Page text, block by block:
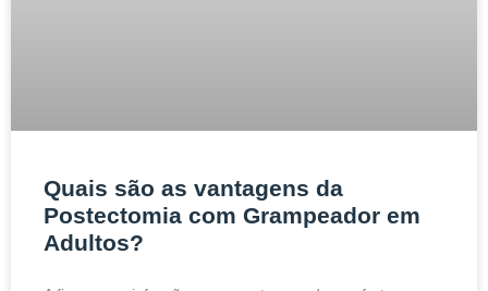
Quais são as vantagens da
Postectomia com Grampeador em
Adultos?